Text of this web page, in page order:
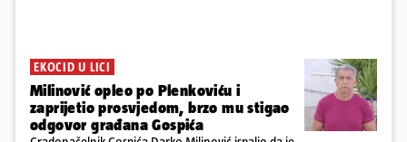
EKOCID U LICI
Milinović opleo po Plenkoviću i
zaprijetio prosvjedom, brzo mu stigao
odgovor građana Gospića